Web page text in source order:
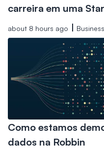
carreira em uma
about 8 hours ago Business
Como estamos
dados na Robbin